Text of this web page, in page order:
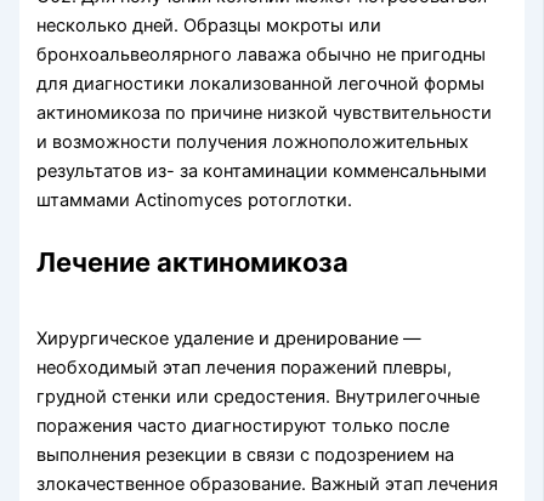
несколько дней. Образцы мокроты или
бронхоальвеолярного лаважа обычно не пригодны
для диагностики локализованной легочной формы
актиномикоза по причине низкой чувствительности
и возможности получения ложноположительных
результатов из- за контаминации комменсальными
штаммами Actinomyces ротоглотки.
Лечение актиномикоза
Хирургическое удаление и дренирование —
необходимый этап лечения поражений плевры,
грудной стенки или средостения. Внутрилегочные
поражения часто диагно­стируют только после
выполнения резекции в связи с подозрением на
злокачествен­ное образование. Важный этап лечения